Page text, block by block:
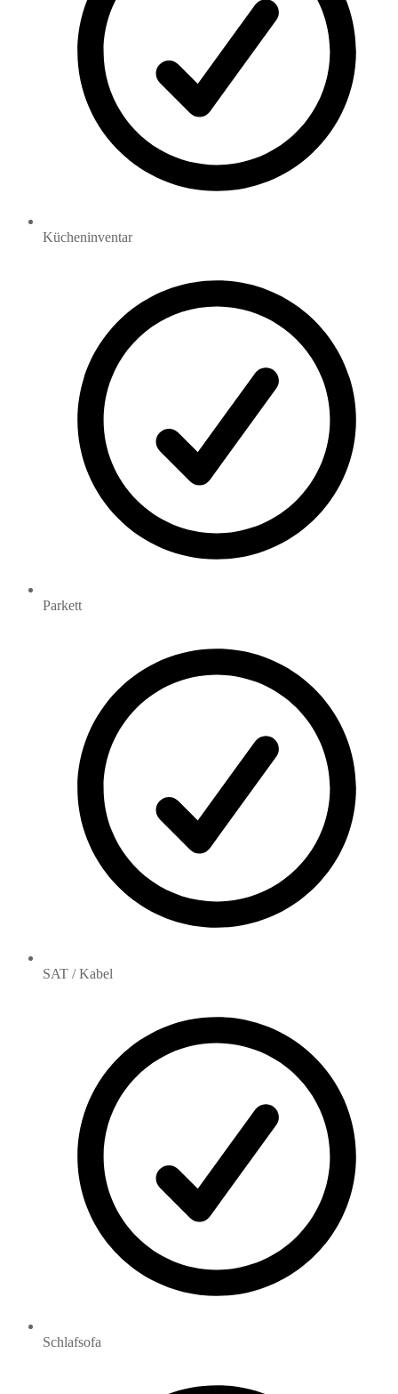
Kücheninventar
Parkett
SAT / Kabel
Schlafsofa